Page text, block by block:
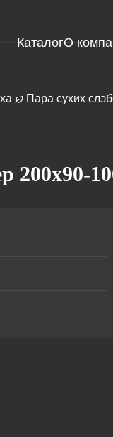
КаталогО
Пара сухих
200х90-